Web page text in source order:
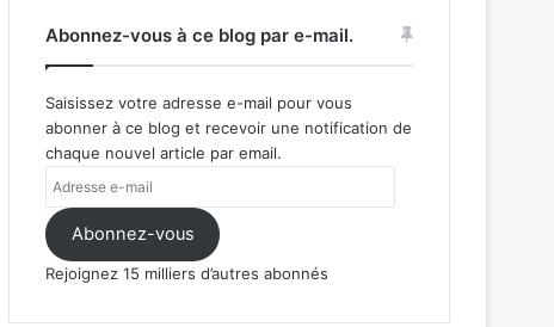
Abonnez-vous à ce blog par e-mail.
Saisissez votre adresse e-mail pour vous
abonner à ce blog et recevoir une notification de
chaque nouvel article par email.
Adresse
e-
mail Abonnez-vous
Rejoignez 15 milliers d’autres abonnés